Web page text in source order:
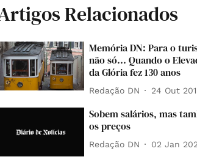
Relacionados
Memória DN: Para o
não só... Quando o
da Glória fez 130 anos
Redação DN 24 Out
Sobem salários, mas
os preços
Redação DN 02 Jan